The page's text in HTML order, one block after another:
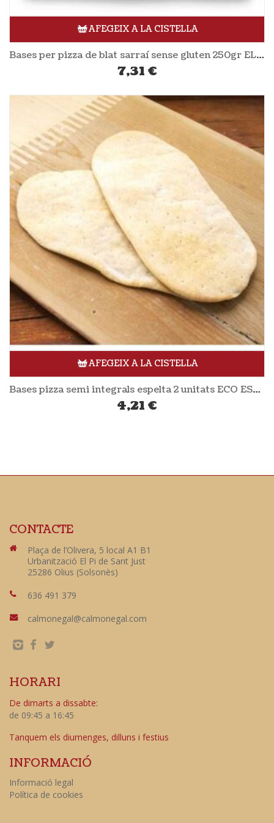
AFEGEIX A LA CISTELLA
Bases per pizza de blat sarraí sense gluten 250gr EL GRANERO
7,31 €
AFEGEIX A LA CISTELLA
Bases pizza semi integrals espelta 2 unitats ECO ESPELTA
4,21 €
CONTACTE
Plaça de l’Olivera, 5 local A1 B1
Urbanització El Pi de Sant Just
25286 Olius (Solsonès)
636 491 379
calmonegal@calmonegal.com
HORARI
De dimarts a dissabte:
de 09:45 a 16:45
Tanquem els diumenges, dilluns i festius
INFORMACIÓ
Informació legal
Política de cookies